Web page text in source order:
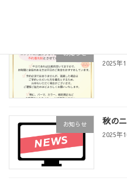
お知らせ
2025年
お知らせ 秋の
2025年